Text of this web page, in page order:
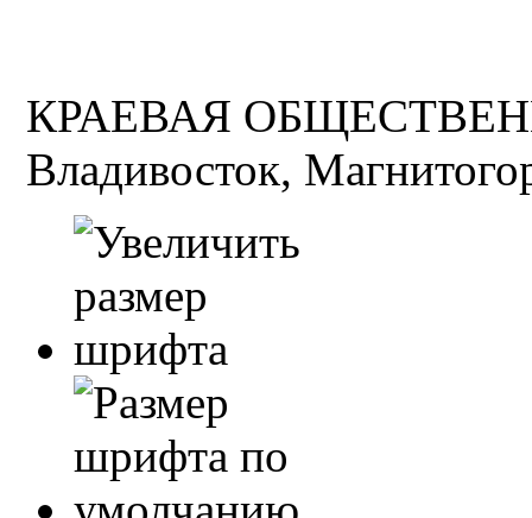
КРАЕВАЯ
Владивосток,